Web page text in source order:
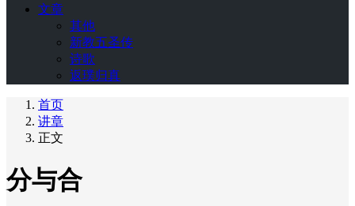
文章
其他
新教五圣传
诗歌
返璞归真
首页
讲章
正文
分与合